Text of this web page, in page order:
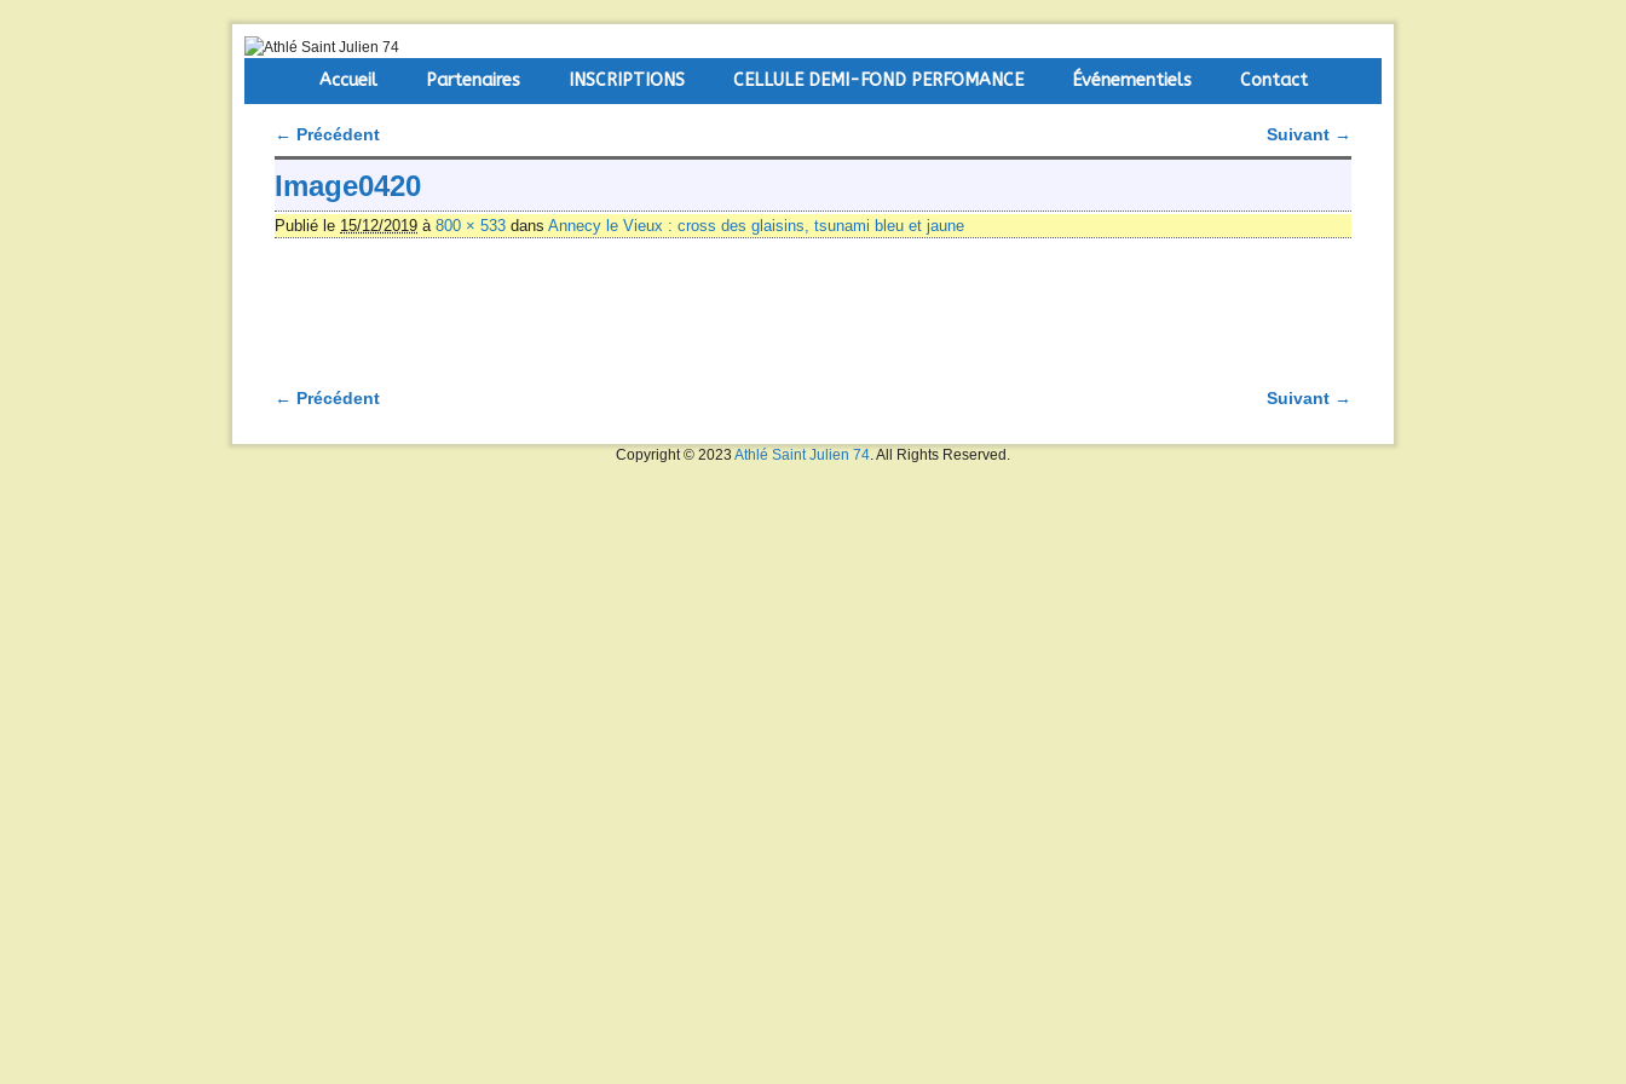
Skip to primary content
Aller au contenu secondaire
Accueil Partenaires INSCRIPTIONS CELLULE DEMI-FOND PERFOMANCE Événementiels Contact
Navigation des images
← Précédent Suivant →
Image0420
Publié le 15/12/2019 à 800 × 533 dans Annecy le Vieux : cross des glaisins, tsunami bleu et jaune
Navigation des images
← Précédent Suivant →
Copyright © 2023 Athlé Saint Julien 74 . All Rights Reserved.